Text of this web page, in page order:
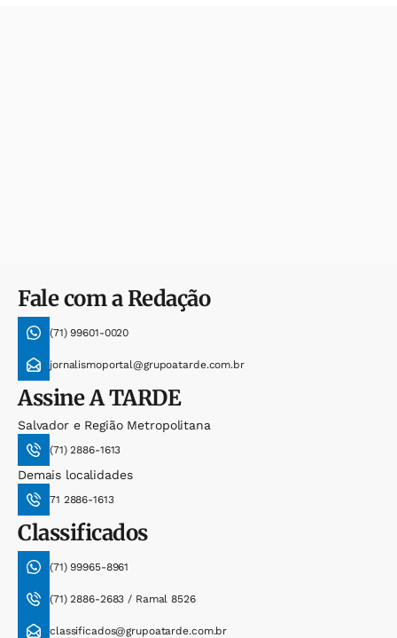
Fale com a Redação
(71) 99601-0020
jornalismoportal@grupoatarde.com.br
AssineA TARDE
Salvador e Região Metropolitana
(71) 2886-1613
Demais localidades
71 2886-1613
Classificados
(71) 99965-8961
(71) 2886-2683 / Ramal 8526
classificados@grupoatarde.com.br